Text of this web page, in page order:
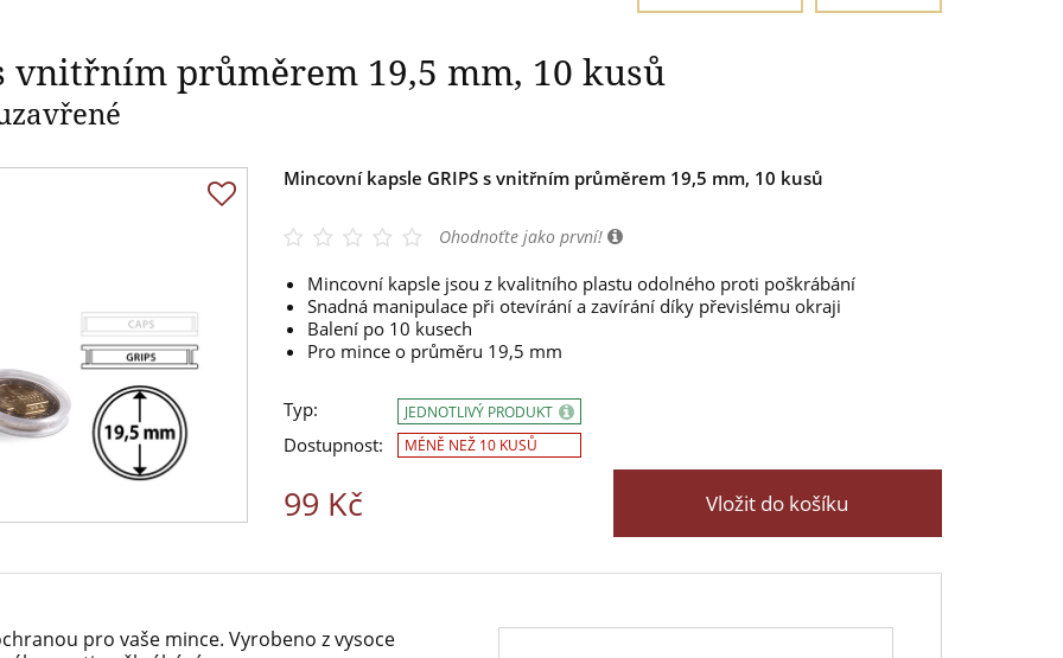
vnitřním průměrem 19,5 mm, 10 kusů
Mincovní kapsle GRIPS s vnitřním průměrem 19,5 mm, 10 kusů
Ohodnoťte jako první!
Mincovní kapsle jsou z kvalitního plastu odolného proti poškrábání
Snadná manipulace při otevírání a zavírání díky převislému okraji
Balení po 10 kusech
Pro mince o průměru 19,5 mm
Typ:
Dostupnost:
JEDNOTLIVÝ PRODUKT
MÉNĚ NEŽ 10 KUSŮ
99 Kč Vložit do košíku
pro vaše mince. Vyrobeno z vysoce